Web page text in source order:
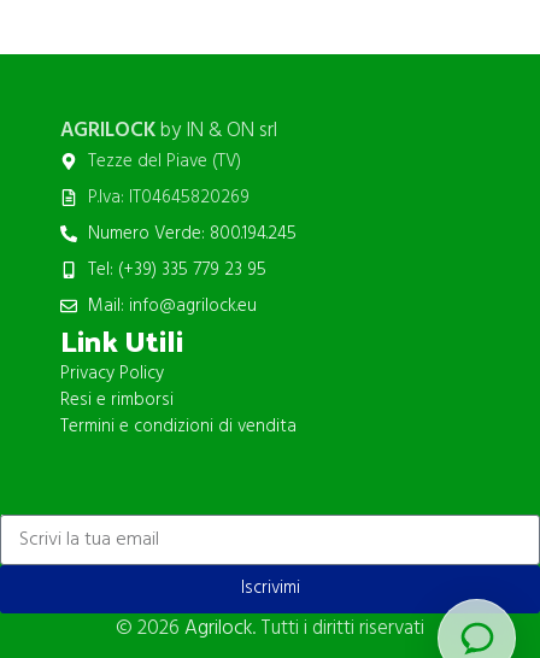
AGRILOCKby IN & ON srl
Tezze del Piave (TV)
P.Iva: IT04645820269
Numero Verde: 800.194.245
Tel: (+39) 335 779 23 95
Mail: info@agrilock.eu
Link Utili
Privacy Policy
Resi e rimborsi
Termini e condizioni di vendita
ISCRIVITI ALLA NEWSLETTER
Iscrivimi
© 2026Agrilock. Tutti i diritti riservati